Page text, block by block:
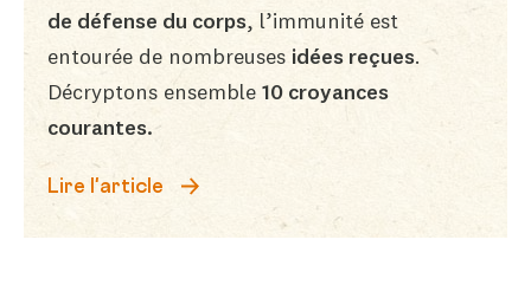
de défense du corps, l’immunité est
entourée de nombreuses idées reçues.
Décryptons ensemble 10 croyances
courantes.
Lire l'article